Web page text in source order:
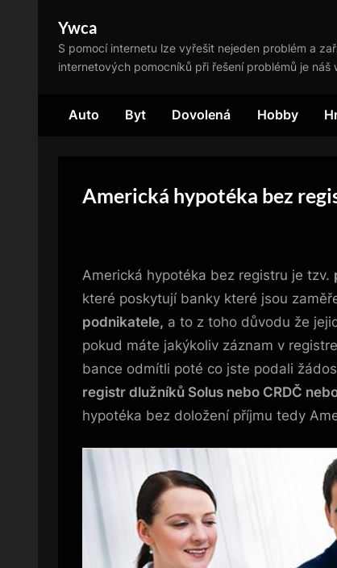
content
Ywca
S pomocí internetu lze vyřešit nejeden problém a
internetových pomocníků při řešení problémů je náš
Auto Byt Dovolená Hobby
Americká hypotéka bez
Americká hypotéka bez registru je tzv.
které poskytují banky které jsou
podnikatele, a to z toho důvodu že
pokud máte jakýkoliv záznam v
bance odmítli poté co jste podali
registr dlužníků Solus nebo CRDČ
hypotéka bez doložení příjmu tedy